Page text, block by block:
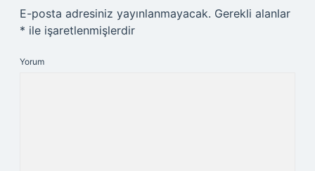
E-posta adresiniz yayınlanmayacak. Gerekli alanlar
* ile işaretlenmişlerdir
Yorum